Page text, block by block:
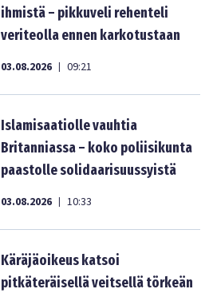
ihmistä – pikkuveli rehenteli
veriteolla ennen karkotustaan
03.08.2026 | 09:21
Islamisaatiolle vauhtia
Britanniassa – koko poliisikunta
paastolle solidaarisuussyistä
03.08.2026 | 10:33
Käräjäoikeus katsoi
pitkäteräisellä veitsellä törkeän